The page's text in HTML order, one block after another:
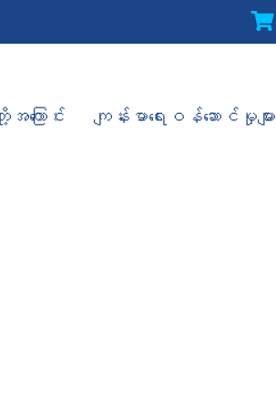
ြောင်း ကျန်းမာရေးဝန်ဆောင်မှုများ